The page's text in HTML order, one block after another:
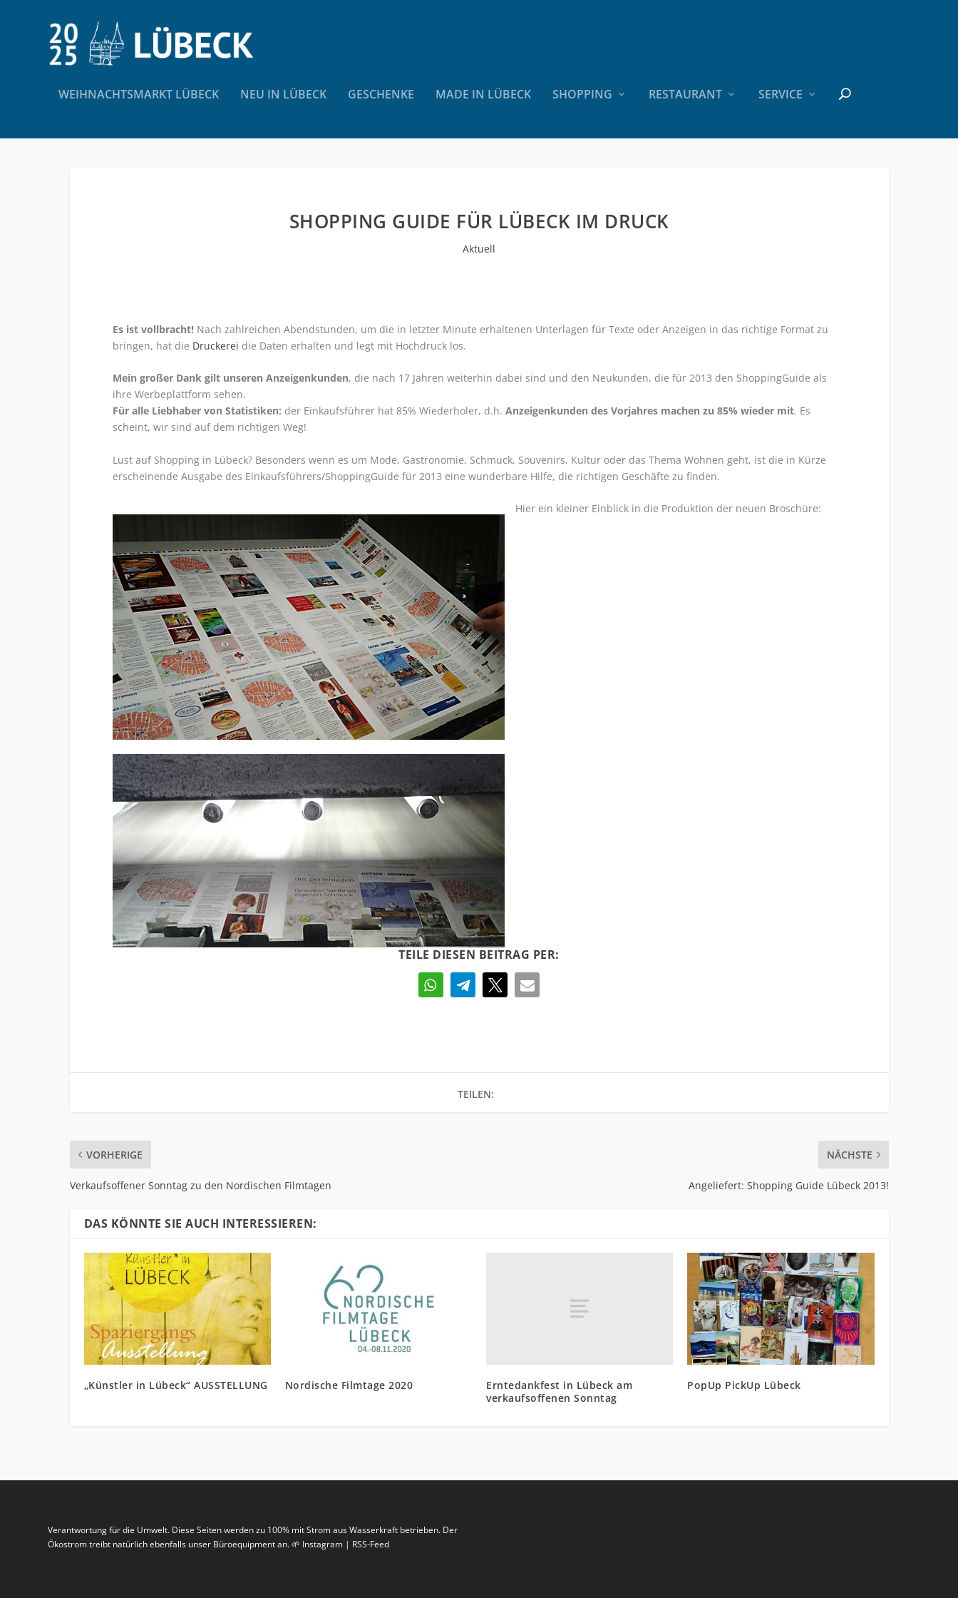
WEIHNACHTSMARKT LÜBECK NEU IN LÜBECK GESCHENKE MADE IN LÜBECK SHOPPING RESTAURANT SERVICE
SHOPPING GUIDE FÜR LÜBECK IM DRUCK
Aktuell
Es ist vollbracht! Nach zahlreichen Abendstunden, um die in letzter Minute erhaltenen Unterlagen für Texte oder Anzeigen in das richtige Format zu
bringen, hat die Druckerei die Daten erhalten und legt mit Hochdruck los.
Mein großer Dank gilt unseren Anzeigenkunden, die nach 17 Jahren weiterhin dabei sind und den Neukunden, die für 2013 den ShoppingGuide als
ihre Werbeplattform sehen.
Für alle Liebhaber von Statistiken: der Einkaufsführer hat 85% Wiederholer, d.h. Anzeigenkunden des Vorjahres machen zu 85% wieder mit. Es
scheint, wir sind auf dem richtigen Weg!
Lust auf Shopping in Lübeck? Besonders wenn es um Mode, Gastronomie, Schmuck, Souvenirs, Kultur oder das Thema Wohnen geht, ist die in Kürze
erscheinende Ausgabe des Einkaufsführers/ShoppingGuide für 2013 eine wunderbare Hilfe, die richtigen Geschäfte zu finden.
Hier ein kleiner Einblick in die Produktion der neuen Broschüre:
TEILE DIESEN BEITRAG PER:
TEILEN:
VORHERIGE
Verkaufsoffener Sonntag zu den Nordischen Filmtagen
NÄCHSTE
Angeliefert: Shopping Guide Lübeck 2013!
DAS KÖNNTE SIE AUCH INTERESSIEREN:
„Künstler in Lübeck“ AUSSTELLUNG Nordische Filmtage 2020
Erntedankfest in Lübeck am
verkaufsoffenen Sonntag
PopUp PickUp Lübeck
Verantwortung für die Umwelt. Diese Seiten werden zu 100% mit Strom aus Wasserkraft betrieben. Der
Ökostrom treibt natürlich ebenfalls unser Büroequipment an. 🌱 Instagram | RSS-Feed